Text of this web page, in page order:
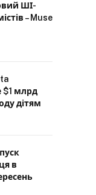
ШІ-
– Muse
млрд
дітям
в